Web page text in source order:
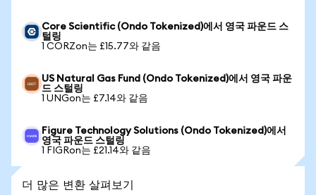
Core Scientific (Ondo Tokenized)에서 영국 파운드 스
털링
1 CORZon는 £15.77와 같음
US Natural Gas Fund (Ondo Tokenized)에서 영국 파운
드 스털링
1 UNGon는 £7.14와 같음
Figure Technology Solutions (Ondo Tokenized)에서
영국 파운드 스털링
1 FIGRon는 £21.14와 같음
더 많은 변환 살펴보기